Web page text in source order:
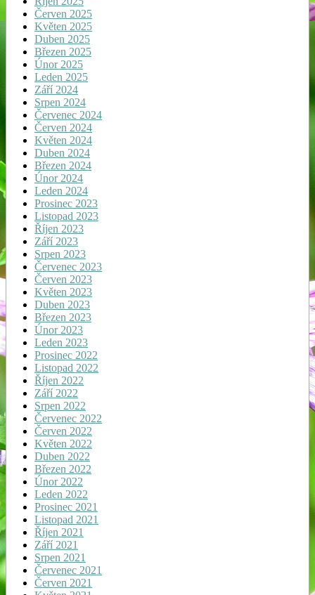
Červen 2025
Květen 2025
Duben 2025
Březen 2025
Únor 2025
Leden 2025
Září 2024
Srpen 2024
Červenec 2024
Červen 2024
Květen 2024
Duben 2024
Březen 2024
Únor 2024
Leden 2024
Prosinec 2023
Listopad 2023
Říjen 2023
Září 2023
Srpen 2023
Červenec 2023
Červen 2023
Květen 2023
Duben 2023
Březen 2023
Únor 2023
Leden 2023
Prosinec 2022
Listopad 2022
Říjen 2022
Září 2022
Srpen 2022
Červenec 2022
Červen 2022
Květen 2022
Duben 2022
Březen 2022
Únor 2022
Leden 2022
Prosinec 2021
Listopad 2021
Říjen 2021
Září 2021
Srpen 2021
Červenec 2021
Červen 2021